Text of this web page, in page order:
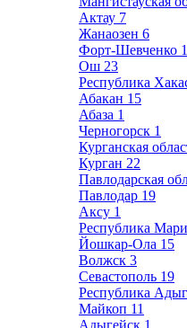
Актау 7
Жанаозен 6
Форт-Шевченко 1
Ош 23
Республика
Абакан 15
Абаза 1
Черногорск 1
Курганская
Курган 22
Павлодарская
Павлодар 19
Аксу 1
Республика
Йошкар-Ола 15
Волжск 3
Севастополь 19
Республика
Майкоп 11
Адыгейск 1